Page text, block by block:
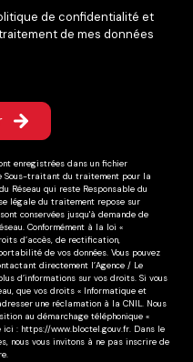
de confidentialité et
de mes données
enregistrées dans un fichier
Sous-traitant du traitement pour la
Réseau qui reste Responsable du
légale du traitement repose sur
conservées jusqu'à demande de
Conformément à la loi «
d’accès, de rectification,
de vos données. Vous pouvez
directement l’Agence / Le
d’informations sur vos droits. Si vous
que vos droits « Informatique et
une réclamation à la CNIL. Nous
au démarchage téléphonique «
ici : https://www.bloctel.gouv.fr. Dans le
nous vous invitons à ne pas inscrire de